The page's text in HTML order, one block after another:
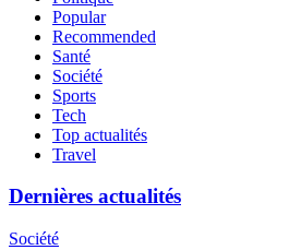
Popular
Recommended
Santé
Société
Sports
Tech
Top actualités
Travel
Dernières actualités
Société